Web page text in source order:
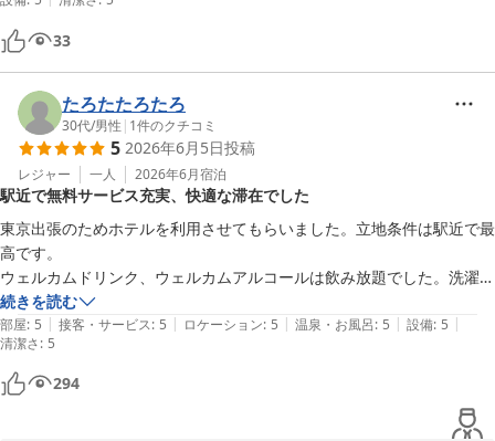
照明が暗めでした。外国人利用者が多い印象でした。朝食は普段は食べ
ないのに、美味しかったので毎朝ガッツリ食べました。
33
たろたたろたろ
30代/男性 | 1件のクチコミ
5 2026年6月5日投稿
レジャー 一人 2026年6月宿泊
駅近で無料サービス充実、快適な滞在でした
東京出張のためホテルを利用させてもらいました。立地条件は駅近で最
高です。
ウェルカムドリンク、ウェルカムアルコールは飲み放題でした。洗濯機
も無料。乾燥機は有料ですがかなり助かりました！
部屋はとてもきれいで文句の付け所がないです。
ありがとうございました！！！
続きを読む
部屋: 5 | 接客・サービス: 5 | ロケーション: 5 | 温泉・お風呂: 5 | 設備: 5 |
清潔さ: 5
294